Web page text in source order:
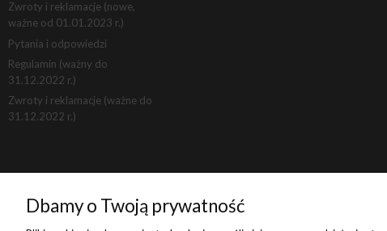
Zwroty i reklamacje (nowe,
ważne od 01.01.2023 r.)
Pytania i odpowiedzi
Regulamin (ważny do
31.12.2022 r.)
Zwroty i reklamacje (ważne do
31.12.2022 r.)
Dbamy o Twoją prywatność